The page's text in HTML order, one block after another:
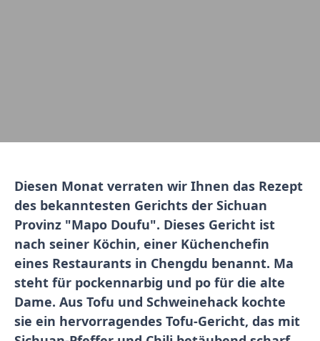
Diesen Monat verraten wir Ihnen das Rezept
des bekanntesten Gerichts der Sichuan
Provinz "Mapo Doufu". Dieses Gericht ist
nach seiner Köchin, einer Küchenchefin
eines Restaurants in Chengdu benannt. Ma
steht für pockennarbig und po für die alte
Dame. Aus Tofu und Schweinehack kochte
sie ein hervorragendes Tofu-Gericht, das mit